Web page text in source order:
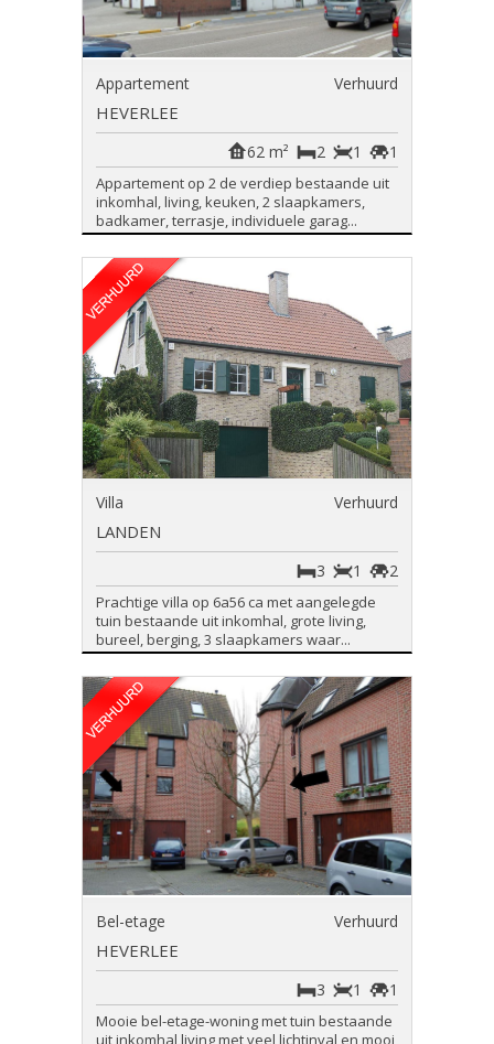
Appartement Verhuurd
HEVERLEE
1
1
2
62 m²
Appartement op 2 de verdiep bestaande uit
inkomhal, living, keuken, 2 slaapkamers,
badkamer, terrasje, individuele garag...
Villa Verhuurd
LANDEN
2
1
3
Prachtige villa op 6a56 ca met aangelegde
tuin bestaande uit inkomhal, grote living,
bureel, berging, 3 slaapkamers waar...
Bel-etage Verhuurd
HEVERLEE
1
1
3
Mooie bel-etage-woning met tuin bestaande
uit inkomhal,living met veel lichtinval en mooi